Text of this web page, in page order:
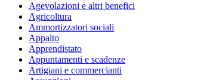
Agevolazioni e altri benefici
Agricoltura
Ammortizzatori sociali
Appalto
Apprendistato
Appuntamenti e scadenze
Artigiani e commercianti